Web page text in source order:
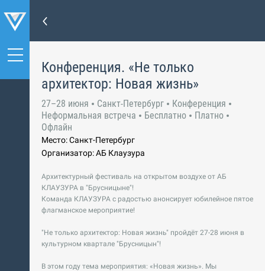
Конференция. «Не только
архитектор: Новая жизнь»
27–28 июня Санкт-Петербург
Конференция
Неформальная встреча
Бесплатно
Платно
Офлайн
Место: Санкт-Петербург
Организатор: АБ Клаузура
Архитектурный фестиваль на открытом воздухе от АБ
КЛАУЗУРА в "Брусницыне"!
Команда КЛАУЗУРА с радостью анонсирует юбилейное пятое
флагманское мероприятие!
"Не только архитектор: Новая жизнь" пройдёт 27-28 июня в
культурном квартале "Брусницын"!
В этом году тема мероприятия: «Новая жизнь». Мы